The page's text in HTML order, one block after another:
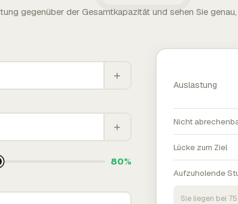
gegenüber der Gesamtkapazität und sehen Sie
+
+
80%
Auslastung
Nicht
Lücke zum Ziel
Aufzuholende
Sie liegen bei